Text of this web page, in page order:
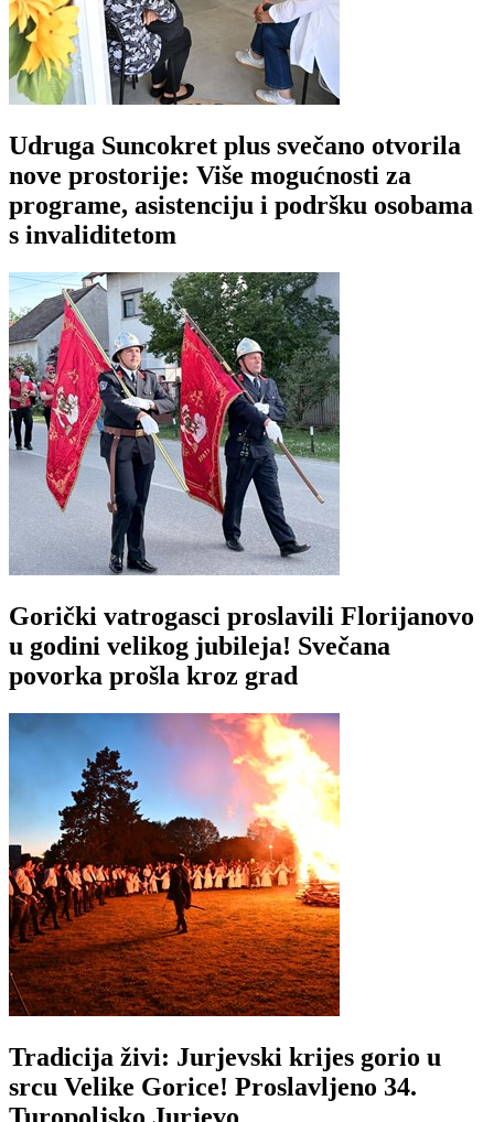
Udruga Suncokret plus svečano otvorila
nove prostorije: Više mogućnosti za
programe, asistenciju i podršku osobama
s invaliditetom
Gorički vatrogasci proslavili Florijanovo
u godini velikog jubileja! Svečana
povorka prošla kroz grad
Tradicija živi: Jurjevski krijes gorio u
srcu Velike Gorice! Proslavljeno 34.
Turopoljsko Jurjevo